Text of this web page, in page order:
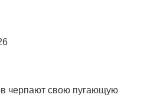
черпают свою пугающую